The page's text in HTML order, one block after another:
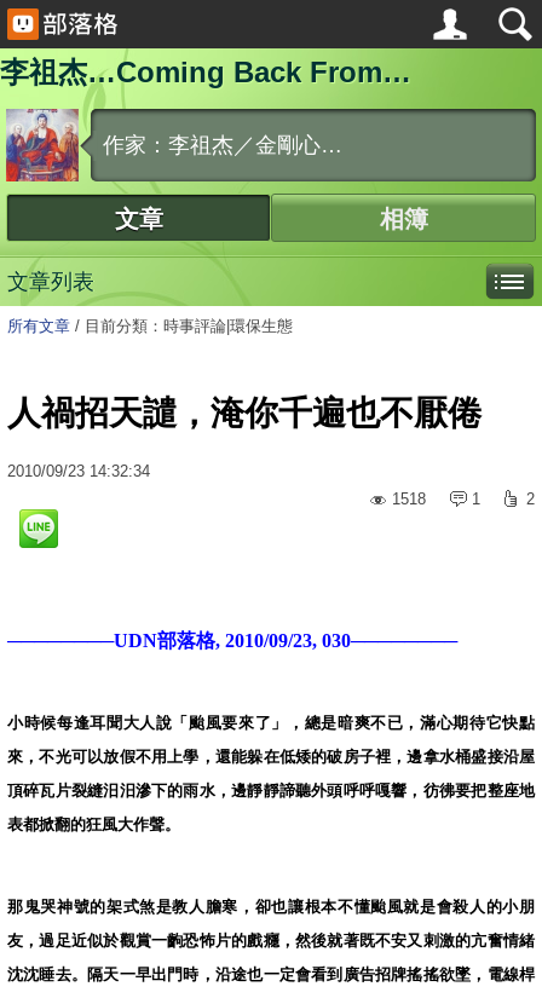
李祖杰…Coming Back From…
作家：李祖杰／金剛心…
文章 相簿
文章列表
所有文章 / 目前分類：時事評論|環保生態
人禍招天譴，淹你千遍也不厭倦
2010/09/23 14:32:34
1518
1 2
────────UDN部落格, 2010/09/23, 030────────
小時候每逢耳聞大人說「颱風要來了」，總是暗爽不已，滿心期待它快點
來，不光可以放假不用上學，還能躲在低矮的破房子裡，邊拿水桶盛接沿屋
頂碎瓦片裂縫汨汨滲下的雨水，邊靜靜諦聽外頭呼呼嘎響，彷彿要把整座地
表都掀翻的狂風大作聲。
那鬼哭神號的架式煞是教人膽寒，卻也讓根本不懂颱風就是會殺人的小朋
友，過足近似於觀賞一齣恐怖片的戲癮，然後就著既不安又刺激的亢奮情緒
沈沈睡去。隔天一早出門時，沿途也一定會看到廣告招牌搖搖欲墜，電線桿